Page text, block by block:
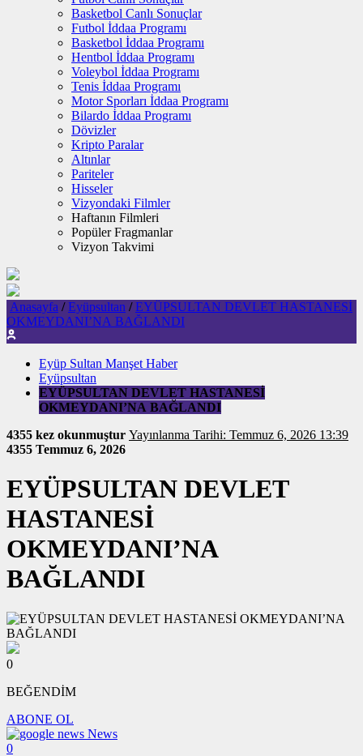
Basketbol Canlı Sonuçlar
Futbol İddaa Programı
Basketbol İddaa Programı
Hentbol İddaa Programı
Voleybol İddaa Programı
Tenis İddaa Programı
Motor Sporları İddaa Programı
Bilardo İddaa Programı
Dövizler
Kripto Paralar
Altınlar
Pariteler
Hisseler
Vizyondaki Filmler
Haftanın Filmleri
Popüler Fragmanlar
Vizyon Takvimi
Anasayfa / Eyüpsultan / EYÜPSULTAN DEVLET HASTANESİ
OKMEYDANI’NA BAĞLANDI
Eyüp Sultan Manşet Haber
Eyüpsultan
EYÜPSULTAN DEVLET HASTANESİ
OKMEYDANI’NA BAĞLANDI
4355 kez okunmuştur
Yayınlanma Tarihi: Temmuz 6, 2026 13:39
4355 Temmuz 6, 2026
EYÜPSULTAN DEVLET
HASTANESİ
OKMEYDANI’NA
BAĞLANDI
0
BEĞENDİM
ABONE OL
News
0